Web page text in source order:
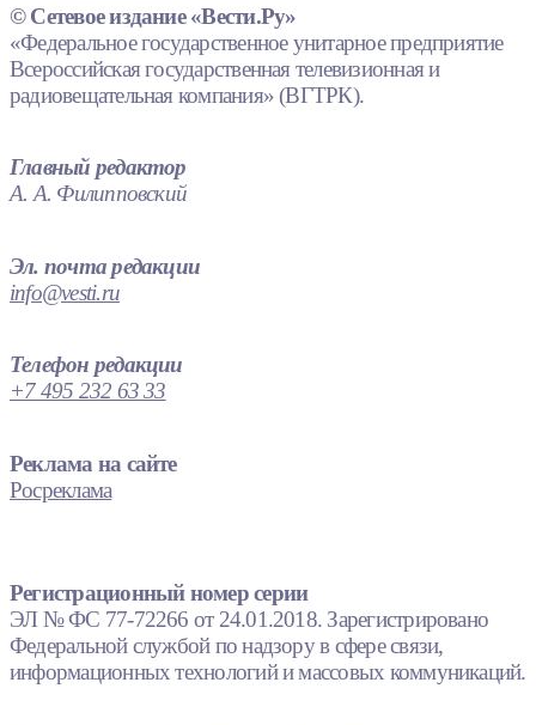
© Сетевое издание «Вести.Ру»
«Федеральное государственное унитарное предприятие
Всероссийская государственная телевизионная и
радиовещательная компания» (ВГТРК).
Главный редактор
А. А. Филипповский
Эл. почта редакции
info@vesti.ru
Телефон редакции
+7 495 232 63 33
Реклама на сайте
Росреклама
Регистрационный номер серии
ЭЛ № ФС 77-72266 от 24.01.2018. Зарегистрировано
Федеральной службой по надзору в сфере связи,
информационных технологий и массовых коммуникаций.